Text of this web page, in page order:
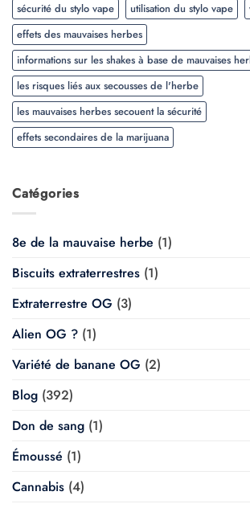
sécurité du stylo vape
utilisation du stylo vape
effets des mauvaises herbes
informations sur les shakes à base de mauvaises
les risques liés aux secousses de l'herbe
les mauvaises herbes secouent la sécurité
effets secondaires de la marijuana
Catégories
8e de la mauvaise herbe (1)
Biscuits extraterrestres (1)
Extraterrestre OG (3)
Alien OG ? (1)
Variété de banane OG (2)
Blog (392)
Don de sang (1)
Émoussé (1)
Cannabis (4)